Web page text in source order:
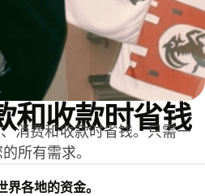
和收款时省钱
消费和收款时省钱。只需一
所有需求。
各地的资金。